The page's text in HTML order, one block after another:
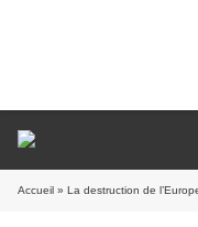
Accueil » La destruction de